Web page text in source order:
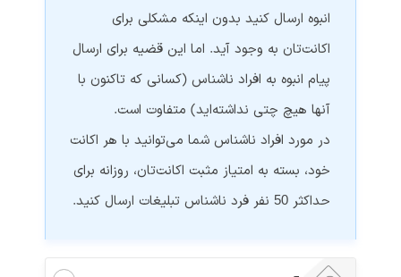
انبوه ارسال کنید بدون اینکه مشکلی برای
اکانت‌تان به وجود آید. اما این قضیه برای ارسال
پیام انبوه به افراد ناشناس (کسانی که تاکنون با
آنها هیچ چتی نداشته‌اید) متفاوت است.
در مورد افراد ناشناس شما می‌توانید با هر اکانت
خود، بسته به امتیاز مثبت اکانت‌تان، روزانه برای
حداکثر 50 نفر فرد ناشناس تبلیغات ارسال کنید.